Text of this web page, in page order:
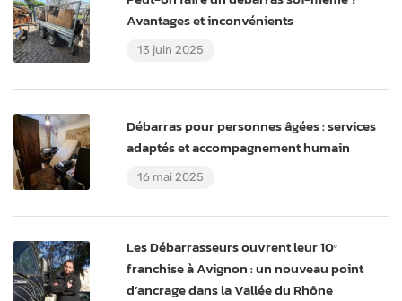
Avantages et inconvénients
13 juin 2025
Débarras pour personnes âgées : services
adaptés et accompagnement humain
16 mai 2025
Les Débarrasseurs ouvrent leur 10ᵉ
franchise à Avignon : un nouveau point
d’ancrage dans la Vallée du Rhône